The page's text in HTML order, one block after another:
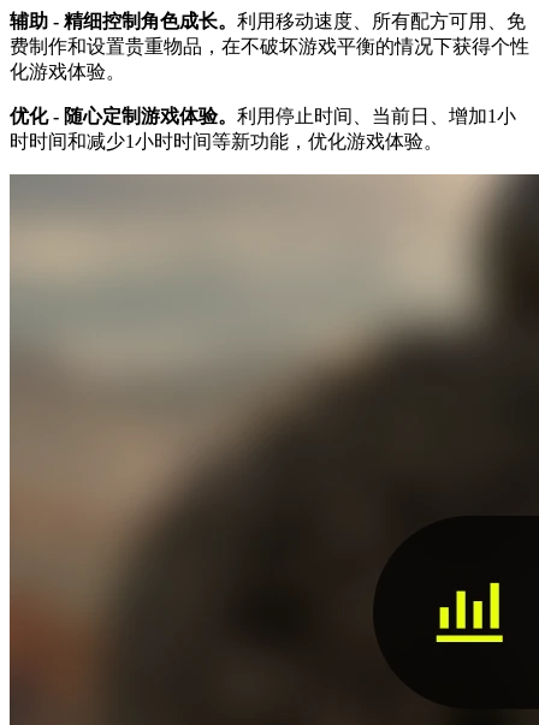
辅助 - 精细控制角色成长。 利用移动速度、所有配方可用、免
费制作和设置贵重物品，在不破坏游戏平衡的情况下获得个性
化游戏体验。
优化 - 随心定制游戏体验。 利用停止时间、当前日、增加1小
时时间和减少1小时时间等新功能，优化游戏体验。